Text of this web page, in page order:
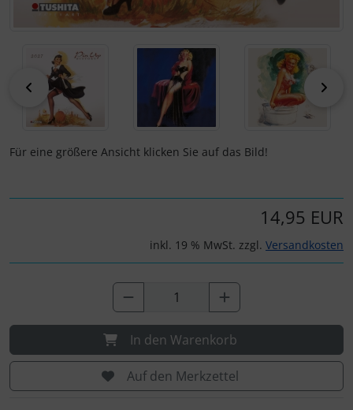
zurück
Für eine größere Ansicht klicken Sie auf das Bild!
14,95 EUR
inkl. 19 % MwSt. zzgl. Versandkosten
In den Warenkorb
Auf den Merkzettel